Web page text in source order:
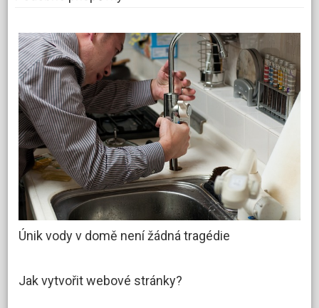
Únik vody v domě není žádná tragédie
Jak vytvořit webové stránky?